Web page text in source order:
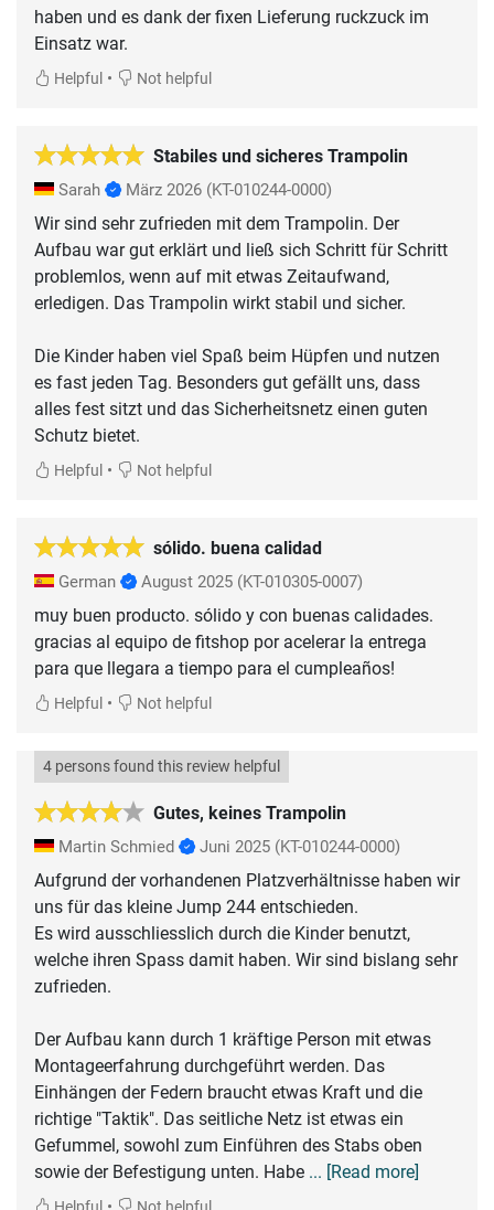
haben und es dank der fixen Lieferung ruckzuck im
Einsatz war.
Helpful • Not helpful
Stabiles und sicheres Trampolin
Sarah März 2026 (KT-010244-0000)
Wir sind sehr zufrieden mit dem Trampolin. Der
Aufbau war gut erklärt und ließ sich Schritt für Schritt
problemlos, wenn auf mit etwas Zeitaufwand,
erledigen. Das Trampolin wirkt stabil und sicher.
Die Kinder haben viel Spaß beim Hüpfen und nutzen
es fast jeden Tag. Besonders gut gefällt uns, dass
alles fest sitzt und das Sicherheitsnetz einen guten
Schutz bietet.
Helpful • Not helpful
sólido. buena calidad
German August 2025 (KT-010305-0007)
muy buen producto. sólido y con buenas calidades.
gracias al equipo de fitshop por acelerar la entrega
para que llegara a tiempo para el cumpleaños!
Helpful • Not helpful
Gutes, keines Trampolin
4 persons found this review helpful
Martin Schmied Juni 2025 (KT-010244-0000)
Aufgrund der vorhandenen Platzverhältnisse haben wir
uns für das kleine Jump 244 entschieden.
Es wird ausschliesslich durch die Kinder benutzt,
welche ihren Spass damit haben. Wir sind bislang sehr
zufrieden.
Der Aufbau kann durch 1 kräftige Person mit etwas
Montageerfahrung durchgeführt werden. Das
Einhängen der Federn braucht etwas Kraft und die
richtige "Taktik". Das seitliche Netz ist etwas ein
Gefummel, sowohl zum Einführen des Stabs oben
sowie der Befestigung unten. Habe ... [Read more]